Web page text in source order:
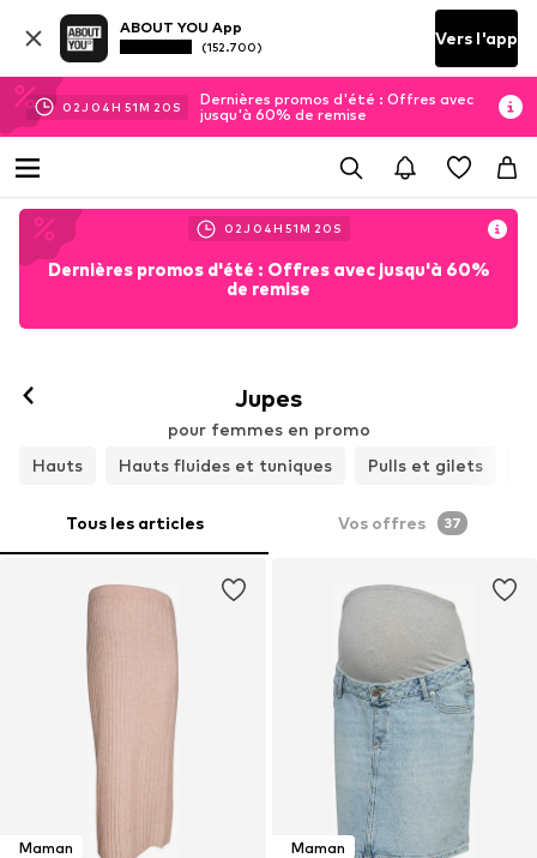
ABOUT YOU App
(152.700) Vers l'app
02J 04H 51M 18 S
Dernières promos d'été : Offres avec
jusqu'à 60% de remise
02J 04H 51M 18 S
Dernières promos d'été : Offres avec jusqu'à 60%
de remise
Jupes
pour femmes en promo
Hauts
Hauts fluides et tuniques Pulls et gilets
Tous les articles Vos offres 37
Maman
Maman